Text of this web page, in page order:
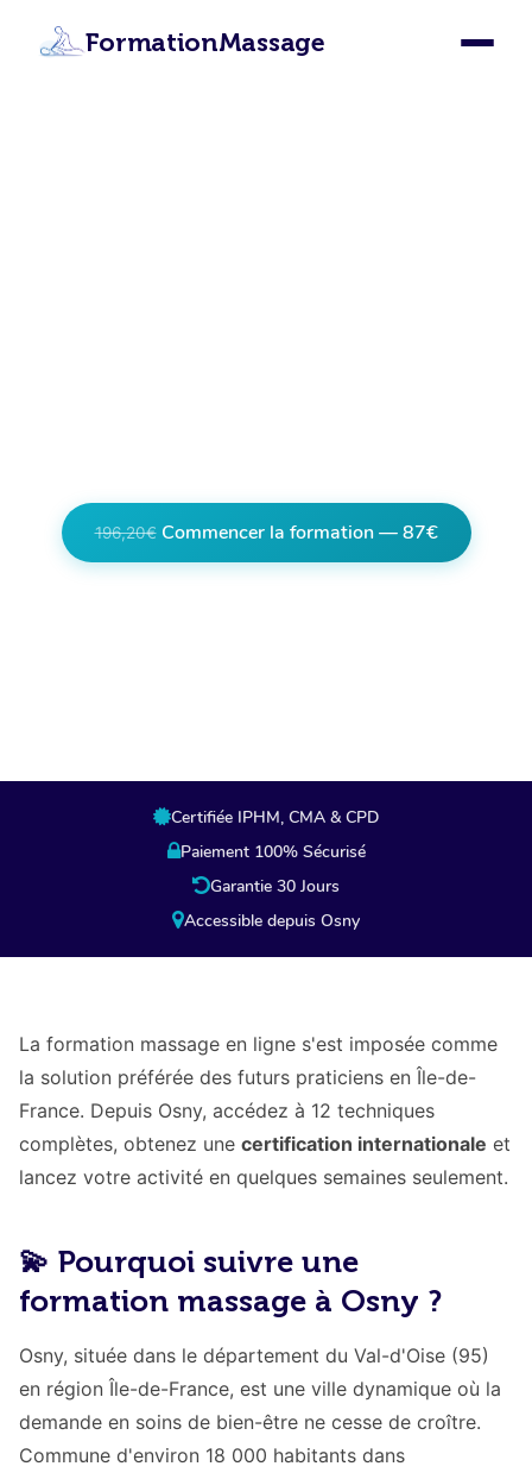
FormationMassage
196,20€ Commencer la formation — 87€
Certifiée IPHM, CMA & CPD
Paiement 100% Sécurisé
Garantie 30 Jours
Accessible depuis Osny
La formation massage en ligne s'est imposée comme
la solution préférée des futurs praticiens en Île-de-
France. Depuis Osny, accédez à 12 techniques
complètes, obtenez une certification internationale et
lancez votre activité en quelques semaines seulement.
💫 Pourquoi suivre une
formation massage à Osny ?
Osny, située dans le département du Val-d'Oise (95)
en région Île-de-France, est une ville dynamique où la
demande en soins de bien-être ne cesse de croître.
Commune d'environ 18 000 habitants dans